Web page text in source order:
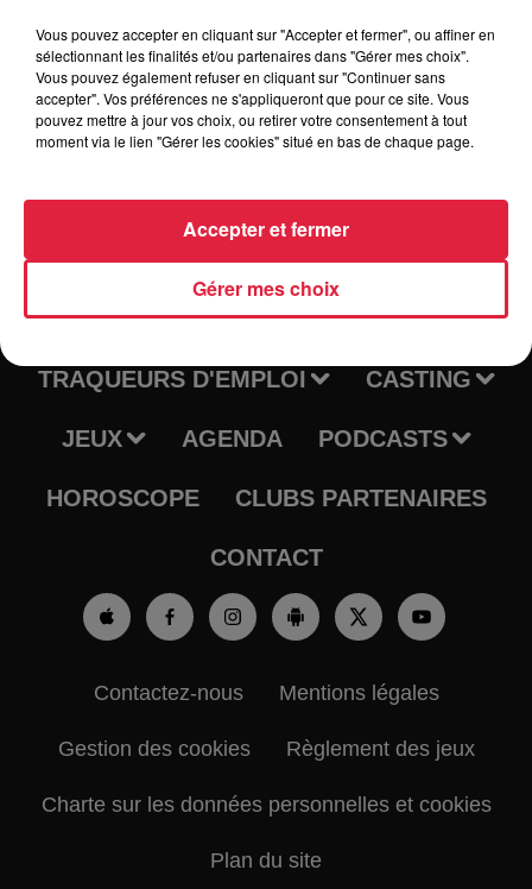
RADIO INFOS
TRAQUEURS D'EMPLOI CASTING
JEUX AGENDA PODCASTS
HOROSCOPE CLUBS PARTENAIRES
CONTACT
Contactez-nous Mentions légales
Gestion des cookies Règlement des jeux
Charte sur les données personnelles et cookies
Plan du site
Vous pouvez accepter en cliquant sur "Accepter et fermer", ou affiner en
sélectionnant les finalités et/ou partenaires dans "Gérer mes choix".
Vous pouvez également refuser en cliquant sur "Continuer sans
accepter". Vos préférences ne s'appliqueront que pour ce site. Vous
pouvez mettre à jour vos choix, ou retirer votre consentement à tout
moment via le lien "Gérer les cookies" situé en bas de chaque page.
Gérer mes choix
Accepter et fermer